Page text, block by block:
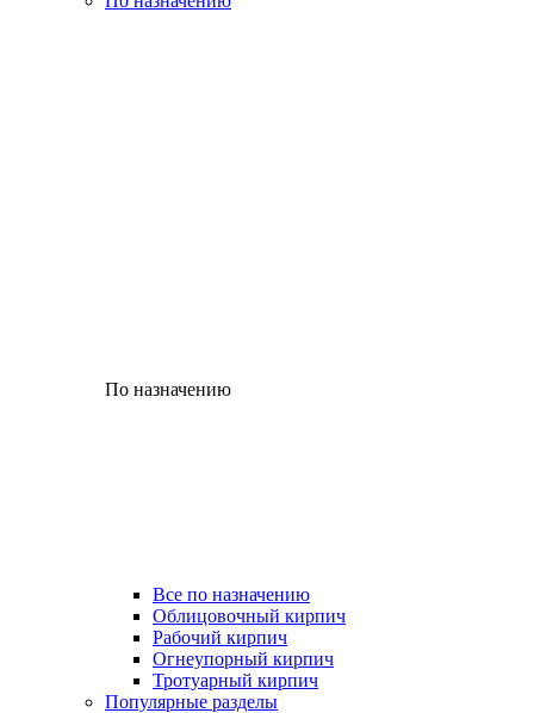
По назначению
Все по назначению
Облицовочный кирпич
Рабочий кирпич
Огнеупорный кирпич
Тротуарный кирпич
Популярные разделы